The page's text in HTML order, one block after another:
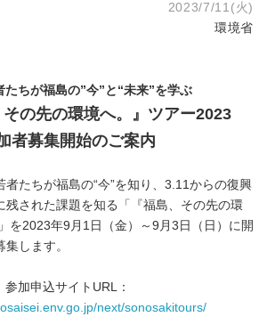
2023/7/11(火)
環境省
たちが福島の”今”と“未来”を学ぶ
その先の環境へ。』ツアー2023
者募集開始のご案内
たちが福島の“今”を知り、3.11からの復興
残された課題を知る「『福島、その先の環
を2023年9月1日（金）～9月3日（日）に開
します。
参加申込サイトURL：
next/sonosakitours/